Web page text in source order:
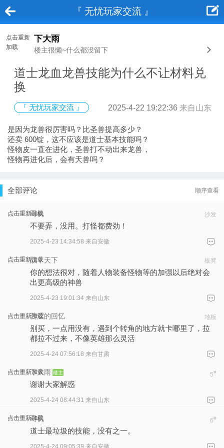
『 无忧玩家交流 』
点击重新
加载
下大雨
楼主很懒~什么都没留下
道士龙血龙兽技能为什么不让材料兑
换
『 无忧玩家交流 』 2025-4-22 19:22:36 来自山东
是因为龙兽很厉害吗？比圣兽提高多少？
还卖 600锭，这不应该是道士基本技能吗？
怪物皮一直在进化，圣兽打不动出来龙兽，
怪物再进化后，会有天兽吗？
全部评论 顺序查看
点击重新加载
司机 沙发
不要弄，没用。打怪都费劲！
2025-4-23 14:34:58 来自安徽
点击重新加载战丨天下 板凳
你的想法很对，随着人物装备怪物等的加强以后绝对会
出更高级的神兽
2025-4-23 19:01:34 来自山东
点击重新加载苦涩的回忆 地板
别买，一点用没有，遇到个转角的地方就卡哪里了，拉
都拉不过来，不像英雄那么灵活
2025-4-24 07:56:18 来自甘肃
点击重新加载
下大雨 楼主 5#
谢谢大家解惑
2025-4-24 08:44:31 来自山东
点击重新加载
司机 6#
道士最垃圾的技能，没有之一。
2025-4-24 09:05:39 来自安徽